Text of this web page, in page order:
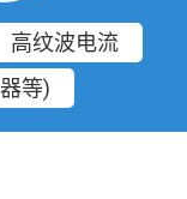
高纹波电流
等)